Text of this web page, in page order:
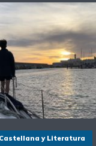
y Literatura